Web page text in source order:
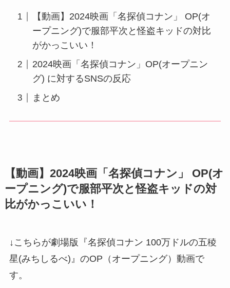
【動画】2024映画「名探偵コナン」 OP(オ
ープニング)で服部平次と怪盗キッドの対比
がかっこいい！
2024映画「名探偵コナン」OP(オープニン
グ) に対するSNSの反応
まとめ
【動画】2024映画「名探偵コナン」 OP(オ
ープニング)で服部平次と怪盗キッドの対
比がかっこいい！
↓こちらが劇場版『名探偵コナン 100万ドルの五稜
星(みちしるべ)』のOP（オープニング）動画で
す。